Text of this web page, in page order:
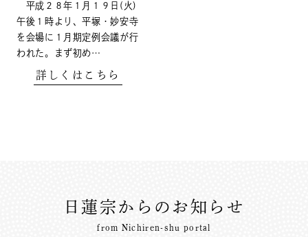
平成２８年１月１９日(火)
午後１時より、平塚・妙安寺
を会場に１月期定例会議が行
われた。まず初め…
詳しくはこちら
日蓮宗からのお知らせ
from Nichiren-shu portal